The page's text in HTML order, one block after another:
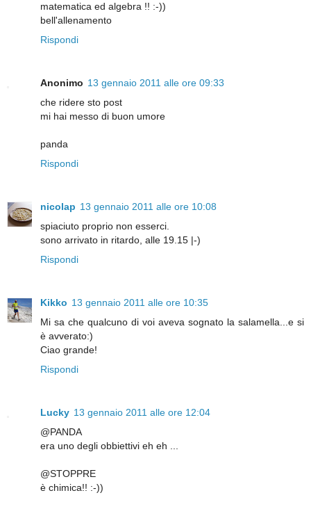
matematica ed algebra !! :-))
bell'allenamento
Rispondi
Anonimo 13 gennaio 2011 alle ore 09:33
che ridere sto post
mi hai messo di buon umore
panda
Rispondi
nicolap 13 gennaio 2011 alle ore 10:08
spiaciuto proprio non esserci.
sono arrivato in ritardo, alle 19.15 |-)
Rispondi
Kikko 13 gennaio 2011 alle ore 10:35
Mi sa che qualcuno di voi aveva sognato la salamella...e si
è avverato:)
Ciao grande!
Rispondi
Lucky 13 gennaio 2011 alle ore 12:04
@PANDA
era uno degli obbiettivi eh eh ...
@STOPPRE
è chimica!! :-))